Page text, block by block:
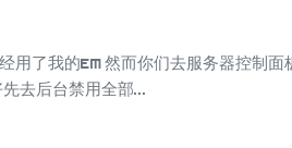
用了我的EM 然而你们去服务器控制面
去后台禁用全部...